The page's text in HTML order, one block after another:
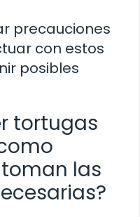
precauciones
con estos
posibles
tortugas
las